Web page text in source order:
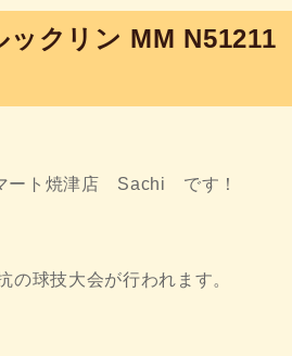
クリン MM
ート焼津店 Sachi です！
の球技大会が行われます。